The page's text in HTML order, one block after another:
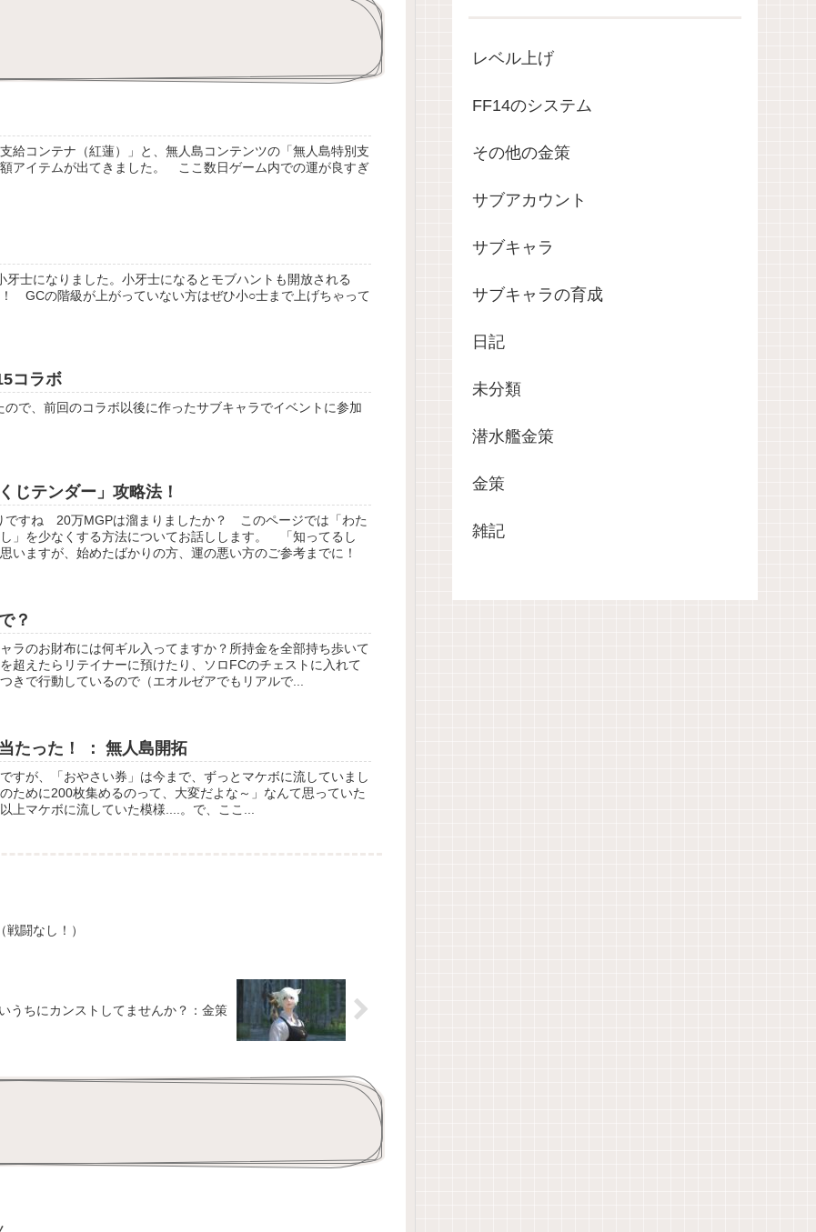
給コンテナ（紅蓮）」と、無人島コンテンツの「無人島特別支
アイテムが出てきました。 ここ数日ゲーム内での運が良すぎ
牙士になりました。小牙士になるとモブハントも開放される
GCの階級が上がっていない方はぜひ小○士まで上げちゃって
コラボ
で、前回のコラボ以後に作ったサブキャラでイベントに参加
じテンダー」攻略法！
ですね 20万MGPは溜まりましたか？ このページでは「わた
」を少なくする方法についてお話しします。 「知ってるし
いますが、始めたばかりの方、運の悪い方のご参考までに！
？
ラのお財布には何ギル入ってますか？所持金を全部持ち歩いて
超えたらリテイナーに預けたり、ソロFCのチェストに入れて
きで行動しているので（エオルゼアでもリアルで...
たった！ ： 無人島開拓
すが、「おやさい券」は今まで、ずっとマケボに流していまし
ために200枚集めるのって、大変だよな～」なんて思っていた
上マケボに流していた模様....。で、ここ...
闘なし！）
うちにカンストしてませんか？：金策
レベル上げ
FF14のシステム
その他の金策
サブアカウント
サブキャラ
サブキャラの育成
日記
未分類
潜水艦金策
金策
雑記